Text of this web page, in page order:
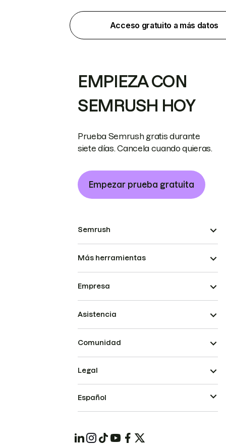
Acceso gratuito a más datos
EMPIEZA CON
SEMRUSH HOY
Prueba Semrush gratis durante
siete días. Cancela cuando quieras.
Empezar prueba gratuita
Semrush
Más herramientas
Empresa
Asistencia
Comunidad
Legal
Español